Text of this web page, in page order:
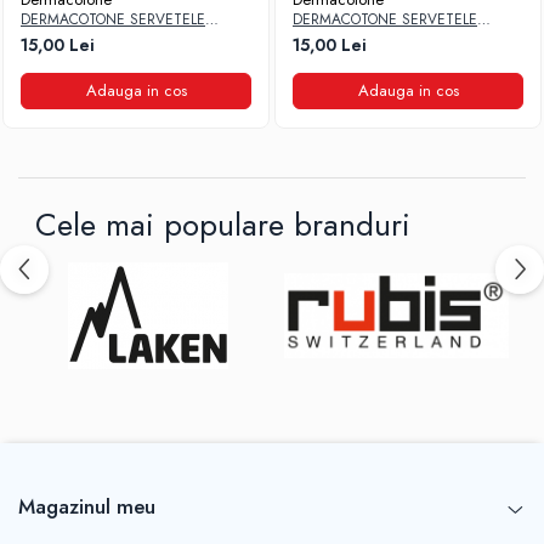
DERMACOTONE SERVETELE
UMEDE CU ALOE VERA 72 BUC
15,00 Lei
Adauga in cos
DERMACOTONE SERVETELE
UMEDE CU TALC 72 PCS
15,00 Lei
Adauga in cos
Cele mai populare branduri
Magazinul meu